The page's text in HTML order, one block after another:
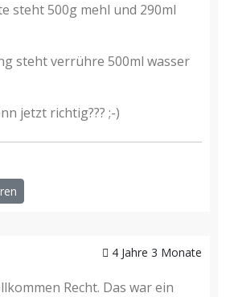
steht 500g mehl und 290ml
steht verrühre 500ml wasser
jetzt richtig??? ;-)
4 Jahre 3 Monate
Recht. Das war ein